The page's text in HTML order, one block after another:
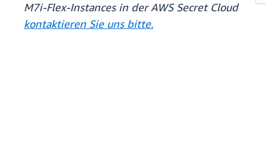
M7i-Flex-Instances in der AWS Secret Cloud
kontaktieren Sie uns bitte.